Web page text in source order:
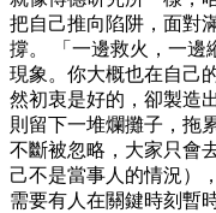
把自己推向陷阱，面對
撐。 「一邊救火，一邊
現象。你大概也在自己
然初衷是好的，卻製造
則留下一堆爛攤子，拖
不斷被忽略，大家只會
己不是當事人的情況）
需要有人在關鍵時刻暫